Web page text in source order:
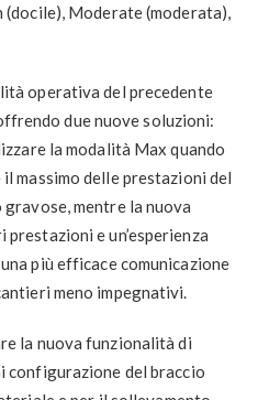
Moderate (moderata),
operativa del precedente
due nuove soluzioni:
la modalità Max quando
massimo delle prestazioni del
mentre la nuova
e un’esperienza
più efficace comunicazione
meno impegnativi.
la nuova funzionalità di
configurazione del braccio